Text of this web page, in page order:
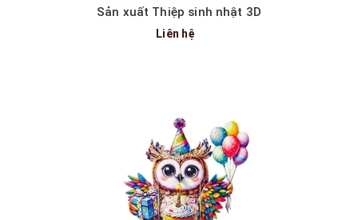
Sản xuất Thiệp sinh nhật 3D
Liên hệ